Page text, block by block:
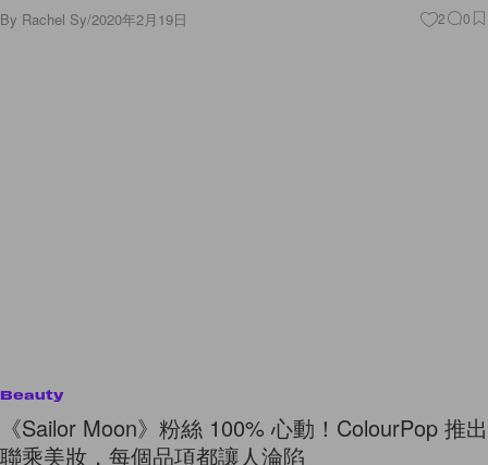
By Rachel Sy/2020年2月19日 2 0
Beauty
《Sailor Moon》粉絲 100% 心動！ColourPop 推出
聯乘美妝，每個品項都讓人淪陷